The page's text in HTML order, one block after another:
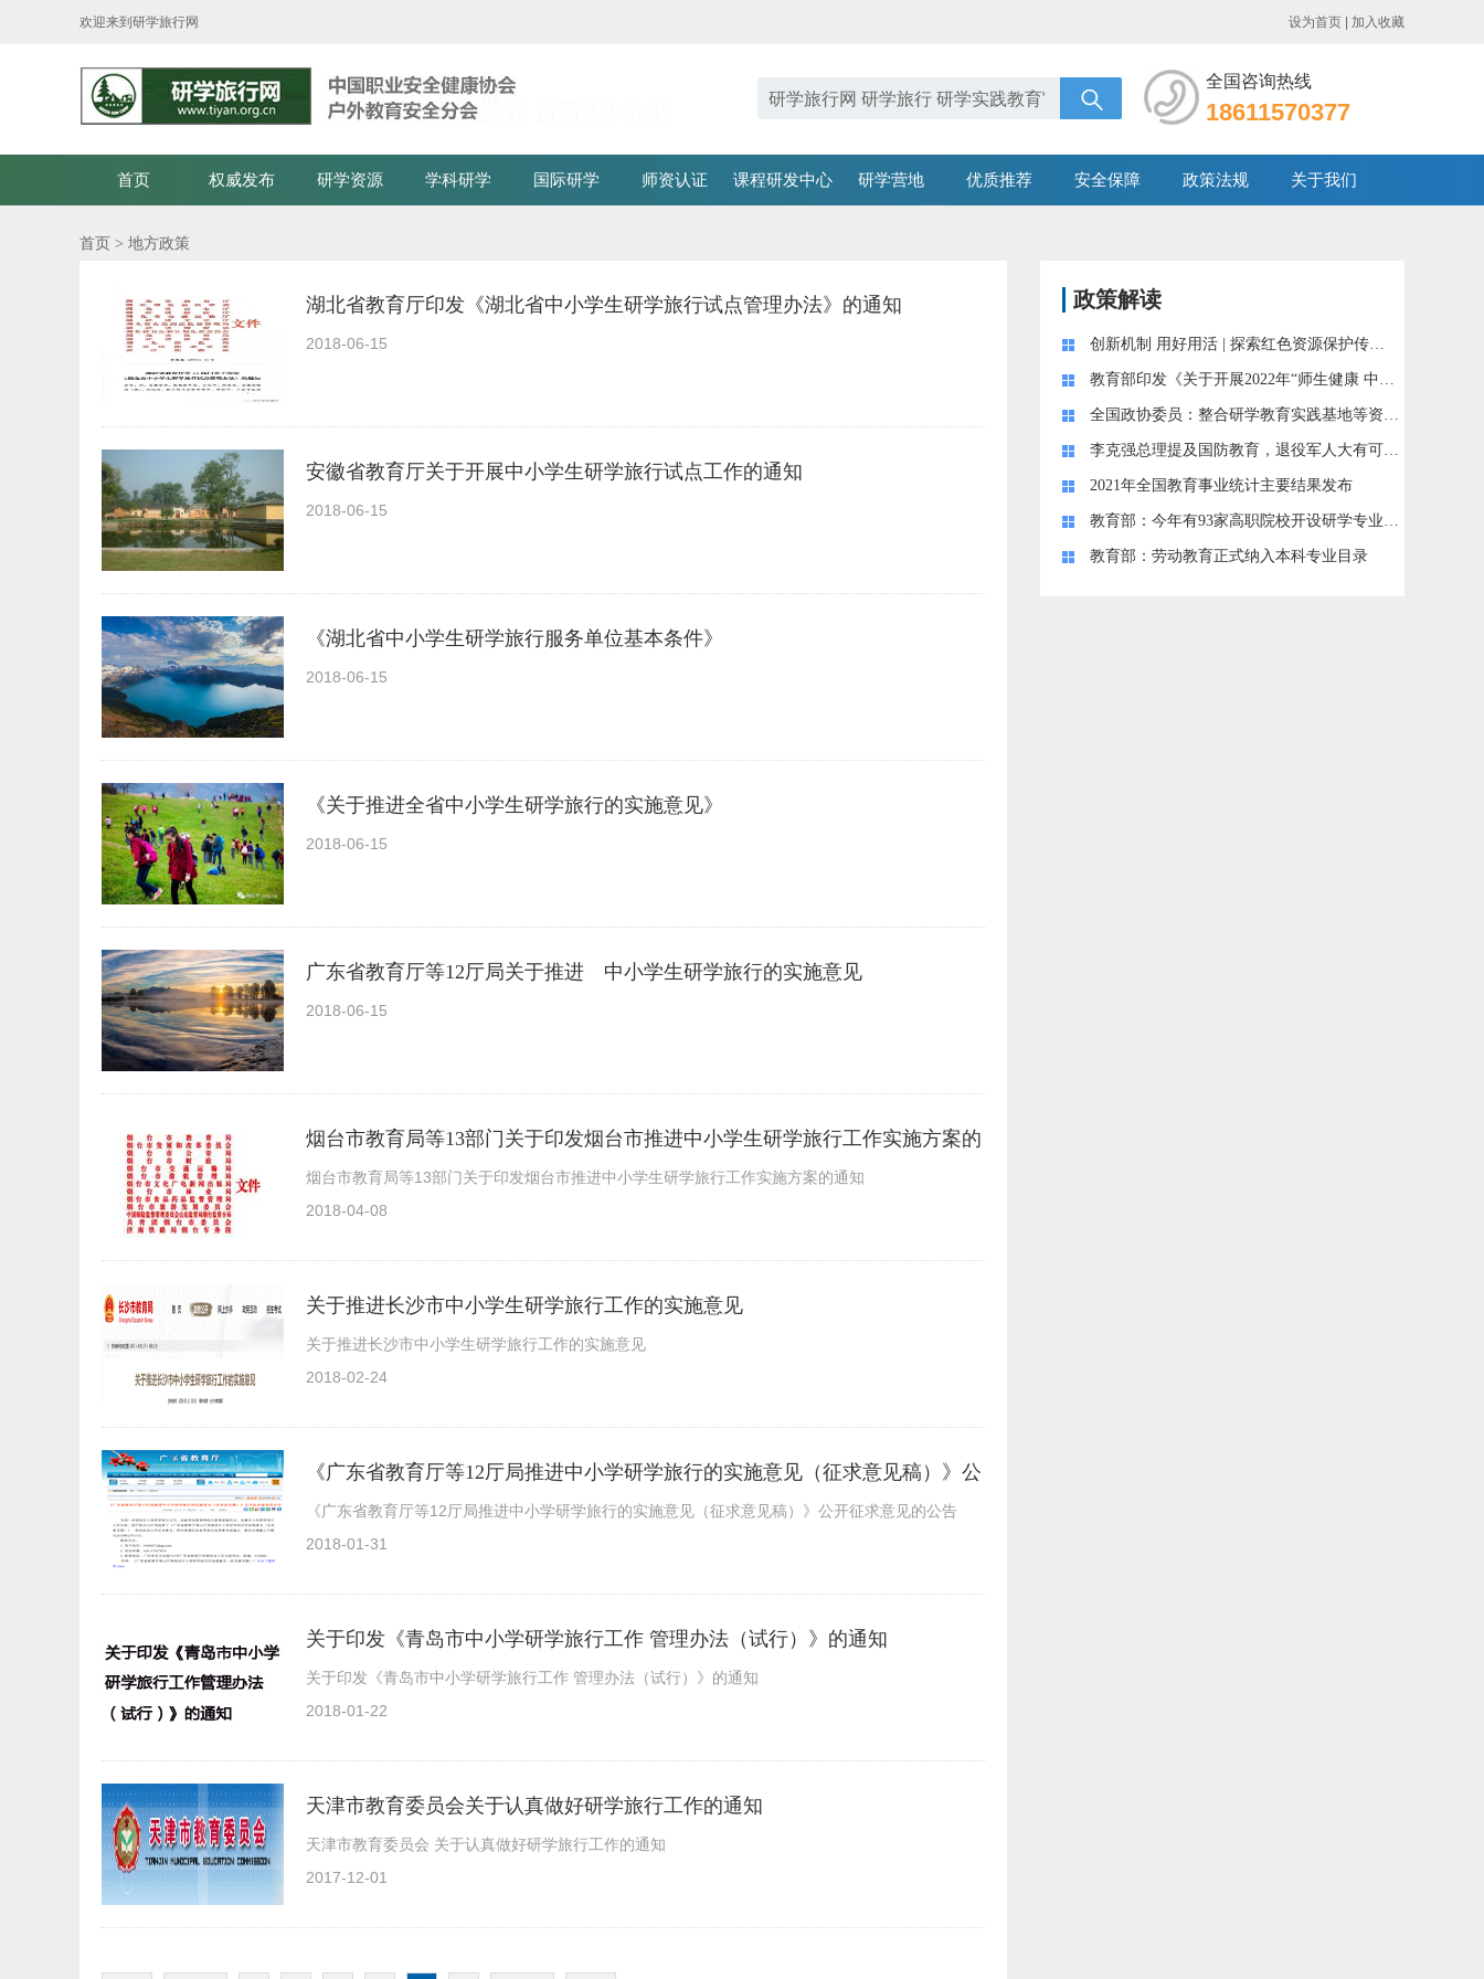
欢迎来到研学旅行网 设为首页 加入收藏
全国咨询热线
18611570377
首页 权威发布 研学资源 学科研学 国际研学 师资认证 课程研发中心 研学营地 优质推荐 安全保障 政策法规 关于我们
首页 > 地方政策
湖北省教育厅印发《湖北省中小学生研学旅行试点管理办法》的通知
2018-06-15
安徽省教育厅关于开展中小学生研学旅行试点工作的通知
2018-06-15
《湖北省中小学生研学旅行服务单位基本条件》
2018-06-15
《关于推进全省中小学生研学旅行的实施意见》
2018-06-15
广东省教育厅等12厅局关于推进 中小学生研学旅行的实施意见
2018-06-15
烟台市教育局等13部门关于印发烟台市推进中小学生研学旅行工作实施方案的
烟台市教育局等13部门关于印发烟台市推进中小学生研学旅行工作实施方案的通知
2018-04-08
关于推进长沙市中小学生研学旅行工作的实施意见
关于推进长沙市中小学生研学旅行工作的实施意见
2018-02-24
《广东省教育厅等12厅局推进中小学研学旅行的实施意见（征求意见稿）》公
《广东省教育厅等12厅局推进中小学研学旅行的实施意见（征求意见稿）》公开征求意见的公告
2018-01-31
关于印发《青岛市中小学研学旅行工作 管理办法（试行）》的通知
关于印发《青岛市中小学研学旅行工作 管理办法（试行）》的通知
2018-01-22
天津市教育委员会关于认真做好研学旅行工作的通知
天津市教育委员会 关于认真做好研学旅行工作的通知
2017-12-01
政策解读
创新机制 用好用活 | 探索红色资源保护传承利用新路径
教育部印发《关于开展2022年“师生健康 中国健康”主题健康教育活动的通知》
全国政协委员：整合研学教育实践基地等资源，共同参与课后服务 | “两会”系列
李克强总理提及国防教育，退役军人大有可为！
2021年全国教育事业统计主要结果发布
教育部：今年有93家高职院校开设研学专业，8家退出招生
教育部：劳动教育正式纳入本科专业目录